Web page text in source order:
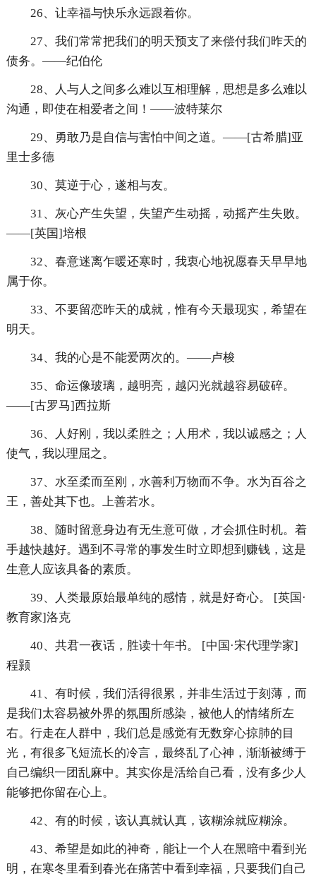
26、让幸福与快乐永远跟着你。
27、我们常常把我们的明天预支了来偿付我们昨天的
债务。——纪伯伦
28、人与人之间多么难以互相理解，思想是多么难以
沟通，即使在相爱者之间！——波特莱尔
29、勇敢乃是自信与害怕中间之道。——[古希腊]亚
里士多德
30、莫逆于心，遂相与友。
31、灰心产生失望，失望产生动摇，动摇产生失败。
——[英国]培根
32、春意迷离乍暖还寒时，我衷心地祝愿春天早早地
属于你。
33、不要留恋昨天的成就，惟有今天最现实，希望在
明天。
34、我的心是不能爱两次的。——卢梭
35、命运像玻璃，越明亮，越闪光就越容易破碎。
——[古罗马]西拉斯
36、人好刚，我以柔胜之；人用术，我以诚感之；人
使气，我以理屈之。
37、水至柔而至刚，水善利万物而不争。水为百谷之
王，善处其下也。上善若水。
38、随时留意身边有无生意可做，才会抓住时机。着
手越快越好。遇到不寻常的事发生时立即想到赚钱，这是
生意人应该具备的素质。
39、人类最原始最单纯的感情，就是好奇心。 [英国·
教育家]洛克
40、共君一夜话，胜读十年书。 [中国·宋代理学家]
程颢
41、有时候，我们活得很累，并非生活过于刻薄，而
是我们太容易被外界的氛围所感染，被他人的情绪所左
右。行走在人群中，我们总是感觉有无数穿心掠肺的目
光，有很多飞短流长的冷言，最终乱了心神，渐渐被缚于
自己编织一团乱麻中。其实你是活给自己看，没有多少人
能够把你留在心上。
42、有的时候，该认真就认真，该糊涂就应糊涂。
43、希望是如此的神奇，能让一个人在黑暗中看到光
明，在寒冬里看到春光在痛苦中看到幸福，只要我们自己